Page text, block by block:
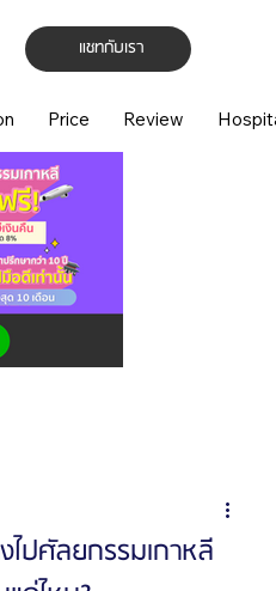
แชทกับเรา
Price Review
ไปศัลยกรรมเกาหลี